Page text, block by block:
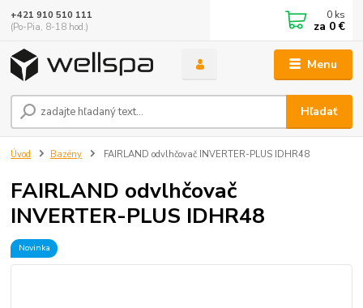
Menu
Hľadať
+421 910 510 111
(Po-Pia, 8-18 hod.)
0 ks
za 0 €
Úvod Bazény FAIRLAND odvlhčovač INVERTER-PLUS IDHR48
FAIRLAND odvlhčovač
INVERTER-PLUS IDHR48
Novinka